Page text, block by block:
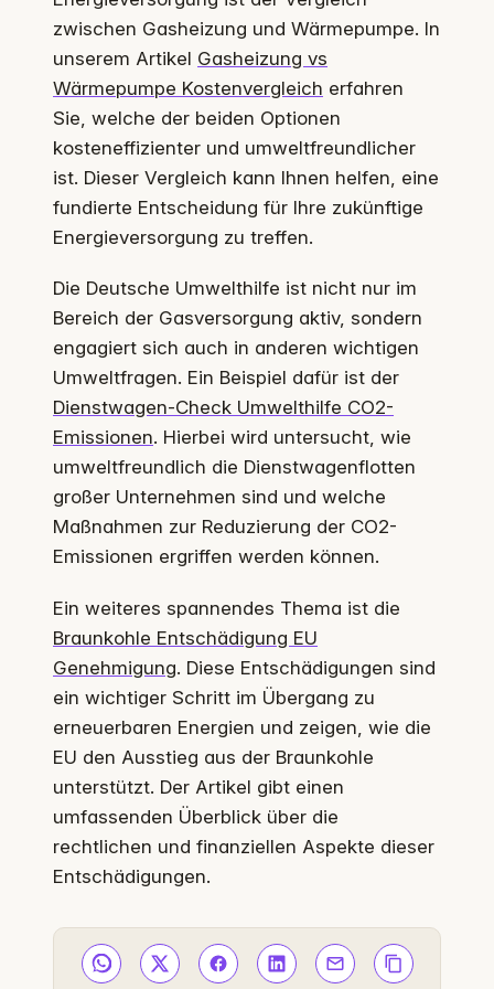
zwischen Gasheizung und Wärmepumpe. In
unserem Artikel Gasheizung vs
Wärmepumpe Kostenvergleich erfahren
Sie, welche der beiden Optionen
kosteneffizienter und umweltfreundlicher
ist. Dieser Vergleich kann Ihnen helfen, eine
fundierte Entscheidung für Ihre zukünftige
Energieversorgung zu treffen.
Die Deutsche Umwelthilfe ist nicht nur im
Bereich der Gasversorgung aktiv, sondern
engagiert sich auch in anderen wichtigen
Umweltfragen. Ein Beispiel dafür ist der
Dienstwagen-Check Umwelthilfe CO2-
Emissionen. Hierbei wird untersucht, wie
umweltfreundlich die Dienstwagenflotten
großer Unternehmen sind und welche
Maßnahmen zur Reduzierung der CO2-
Emissionen ergriffen werden können.
Ein weiteres spannendes Thema ist die
Braunkohle Entschädigung EU
Genehmigung. Diese Entschädigungen sind
ein wichtiger Schritt im Übergang zu
erneuerbaren Energien und zeigen, wie die
EU den Ausstieg aus der Braunkohle
unterstützt. Der Artikel gibt einen
umfassenden Überblick über die
rechtlichen und finanziellen Aspekte dieser
Entschädigungen.